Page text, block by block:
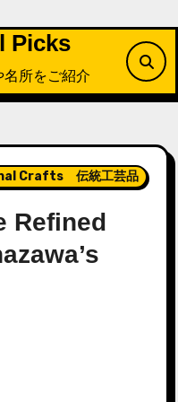
Picks
所をご紹介
Crafts 伝統工芸品
Refined